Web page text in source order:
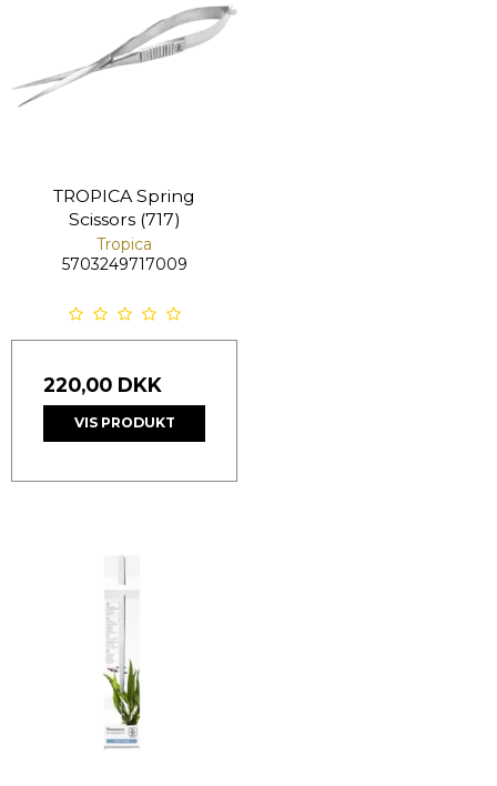
TROPICA Spring
Scissors (717)
Tropica
5703249717009
220,00 DKK
VIS PRODUKT